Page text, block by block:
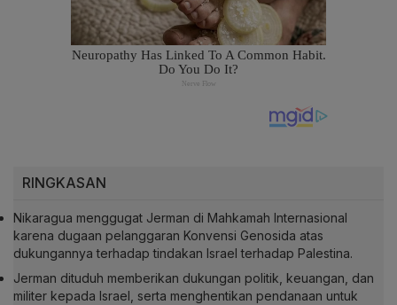
RINGKASAN
Nikaragua menggugat Jerman di Mahkamah Internasional
karena dugaan pelanggaran Konvensi Genosida atas
dukungannya terhadap tindakan Israel terhadap Palestina.
Jerman dituduh memberikan dukungan politik, keuangan, dan
militer kepada Israel, serta menghentikan pendanaan untuk